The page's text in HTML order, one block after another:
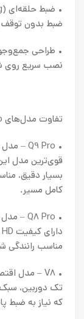
• ضبط حلقه‌ای (Loop Recording):
ضبط بدون توقف
• طراحی
نصب سریع روی
تفاوت مدل‌های Q9 Pro، Q8 Pro و V8:
• Q9 Pro – مدل حرفه‌ای با کیفیت 4K و دو دوربین:
قوی‌ترین مدل
بسیار دقیق،
کامل مسیر.
• Q8 Pro – مدل میان‌رده با امکانات کامل:
مناسب رانندگی
• V8 – مدل اقتصادی و کارآمد:
تک دوربین،
که نیاز به ضبط